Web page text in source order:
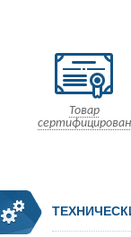
Товар
сертифицирован